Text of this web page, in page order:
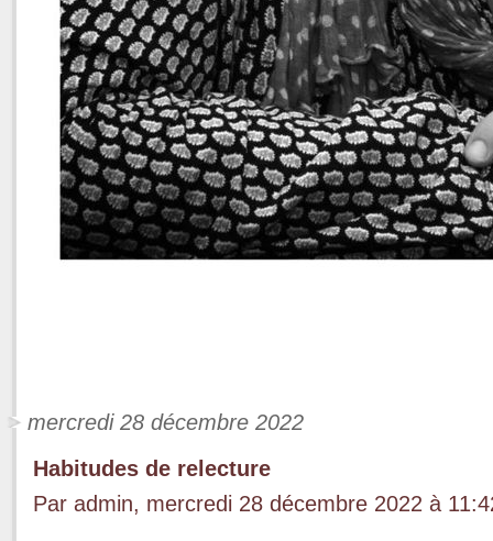
mercredi 28 décembre 2022
Habitudes de relecture
Par admin, mercredi 28 décembre 2022 à